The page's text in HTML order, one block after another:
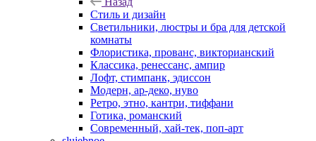
Стиль и дизайн
Светильники, люстры и бра для детской
комнаты
Флористика, прованс, викторианский
Классика, ренессанс, ампир
Лофт, стимпанк, эдиссон
Модерн, ар-деко, нуво
Ретро, этно, кантри, тиффани
Готика, романский
Современный, хай-тек, поп-арт